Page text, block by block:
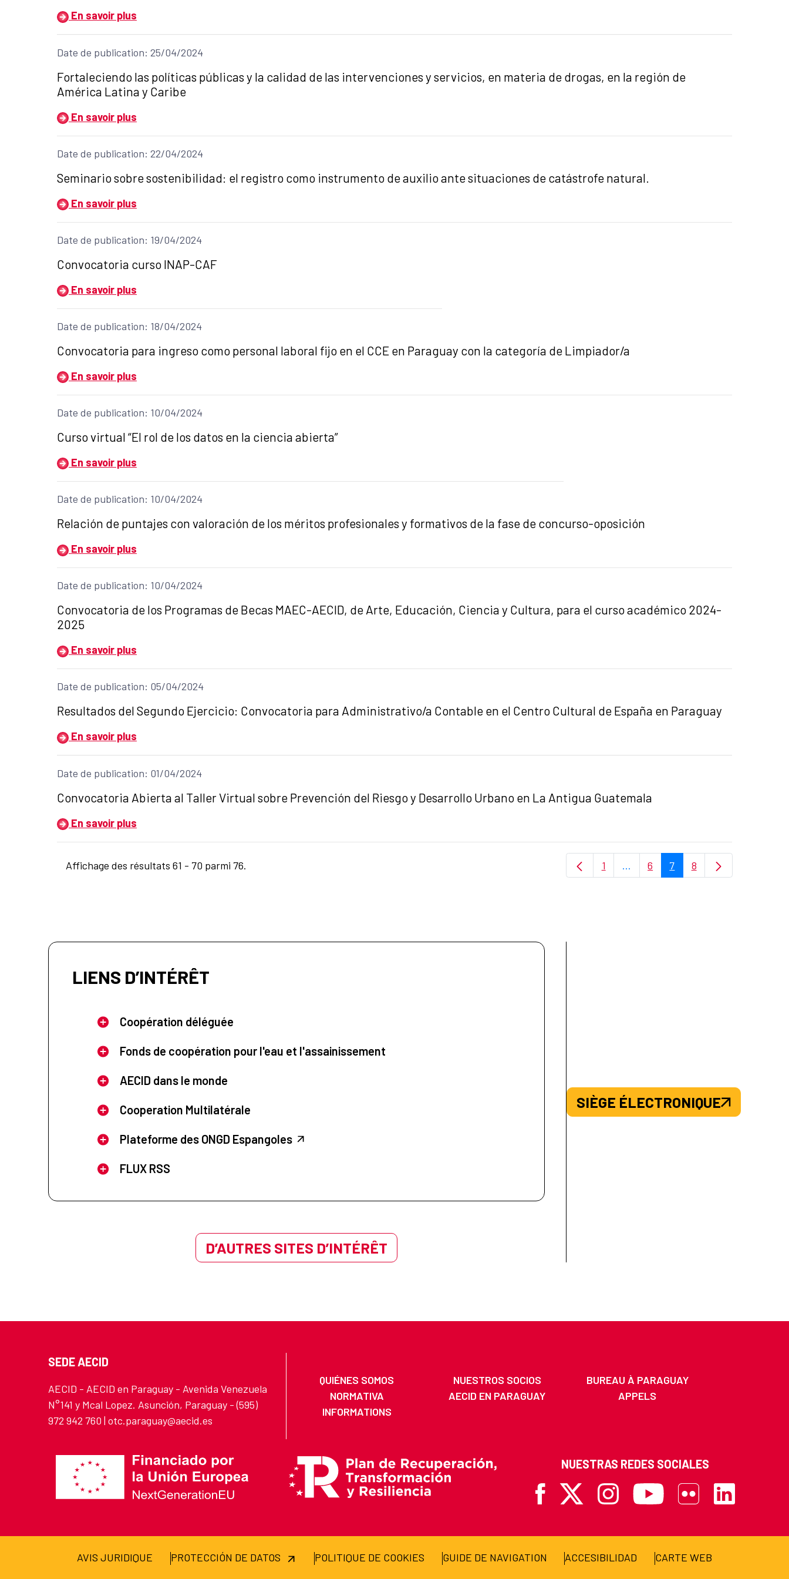
En savoir plus
Date de publication: 25/04/2024
Título del anuncio:
Fortaleciendo las políticas públicas y la calidad de las intervenciones y servicios, en materia de drogas, en la región de
América Latina y Caribe
En savoir plus
Date de publication: 22/04/2024
Título del anuncio:
Seminario sobre sostenibilidad: el registro como instrumento de auxilio ante situaciones de catástrofe natural.
En savoir plus
Date de publication: 19/04/2024
Título del anuncio:
Convocatoria curso INAP-CAF
En savoir plus
Date de publication: 18/04/2024
Título del anuncio:
Convocatoria para ingreso como personal laboral fijo en el CCE en Paraguay con la categoría de Limpiador/a
En savoir plus
Date de publication: 10/04/2024
Título del anuncio:
Curso virtual “El rol de los datos en la ciencia abierta”
En savoir plus
Date de publication: 10/04/2024
Título del anuncio:
Relación de puntajes con valoración de los méritos profesionales y formativos de la fase de concurso-oposición
En savoir plus
Date de publication: 10/04/2024
Título del anuncio:
Convocatoria de los Programas de Becas MAEC-AECID, de Arte, Educación, Ciencia y Cultura, para el curso académico 2024-
2025
En savoir plus
Date de publication: 05/04/2024
Título del anuncio:
Resultados del Segundo Ejercicio: Convocatoria para Administrativo/a Contable en el Centro Cultural de España en Paraguay
En savoir plus
Date de publication: 01/04/2024
Título del anuncio:
Convocatoria Abierta al Taller Virtual sobre Prevención del Riesgo y Desarrollo Urbano en La Antigua Guatemala
En savoir plus
Affichage des résultats 61 - 70 parmi 76. Page
1 ...Pages intermédiaires Utilisez TAB
Page
6 Page
7 Page
8
LIENS D’INTÉRÊT
Coopération déléguée
Fonds de coopération pour l'eau et l'assainissement
AECID dans le monde
Cooperation Multilatérale
Plateforme des ONGD Espangoles
FLUX RSS
D’AUTRES SITES D’INTÉRÊT
SIÈGE ÉLECTRONIQUE
SEDE AECID
AECID - AECID en Paraguay - Avenida Venezuela
N°141 y Mcal Lopez. Asunción, Paraguay - (595)
972 942 760 | otc.paraguay@aecid.es
QUIÉNES SOMOS NUESTROS SOCIOS
BUREAU À PARAGUAY
NORMATIVA
AECID EN PARAGUAY
APPELS
INFORMATIONS
NUESTRAS REDES SOCIALES
Facebook
X InstagramYoutube Flickr Linkedin
AVIS JURIDIQUE PROTECCIÓN DE DATOS POLITIQUE DE COOKIES GUIDE DE NAVIGATION ACCESIBILIDAD CARTE WEB